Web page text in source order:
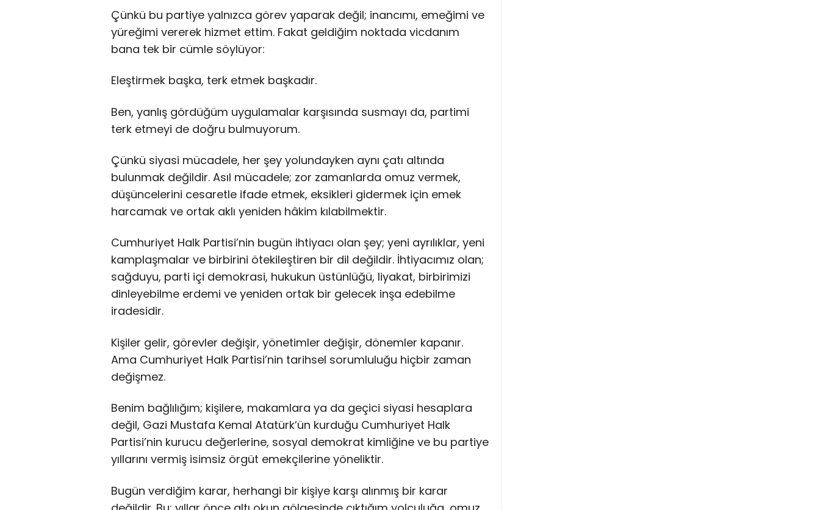
Çünkü bu partiye yalnızca görev yaparak değil; inancımı, emeğimi ve
yüreğimi vererek hizmet ettim. Fakat geldiğim noktada vicdanım
bana tek bir cümle söylüyor:
Eleştirmek başka, terk etmek başkadır.
Ben, yanlış gördüğüm uygulamalar karşısında susmayı da, partimi
terk etmeyi de doğru bulmuyorum.
Çünkü siyasi mücadele, her şey yolundayken aynı çatı altında
bulunmak değildir. Asıl mücadele; zor zamanlarda omuz vermek,
düşüncelerini cesaretle ifade etmek, eksikleri gidermek için emek
harcamak ve ortak aklı yeniden hâkim kılabilmektir.
Cumhuriyet Halk Partisi’nin bugün ihtiyacı olan şey; yeni ayrılıklar, yeni
kamplaşmalar ve birbirini ötekileştiren bir dil değildir. İhtiyacımız olan;
sağduyu, parti içi demokrasi, hukukun üstünlüğü, liyakat, birbirimizi
dinleyebilme erdemi ve yeniden ortak bir gelecek inşa edebilme
iradesidir.
Kişiler gelir, görevler değişir, yönetimler değişir, dönemler kapanır.
Ama Cumhuriyet Halk Partisi’nin tarihsel sorumluluğu hiçbir zaman
değişmez.
Benim bağlılığım; kişilere, makamlara ya da geçici siyasi hesaplara
değil, Gazi Mustafa Kemal Atatürk’ün kurduğu Cumhuriyet Halk
Partisi’nin kurucu değerlerine, sosyal demokrat kimliğine ve bu partiye
yıllarını vermiş isimsiz örgüt emekçilerine yöneliktir.
Bugün verdiğim karar, herhangi bir kişiye karşı alınmış bir karar